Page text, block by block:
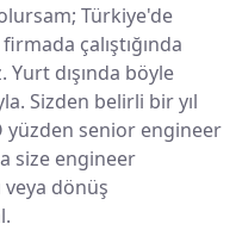
Türkiye'de
çalıştığında
Yurt dışında böyle
Sizden belirli bir yıl
senior engineer
size engineer
dönüş